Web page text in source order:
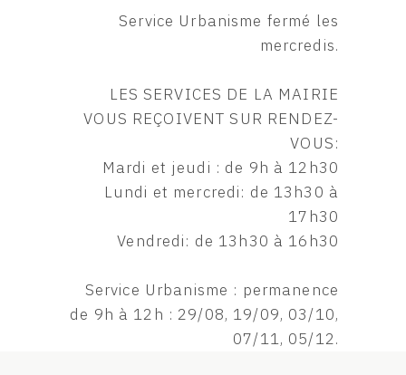
Service Urbanisme fermé les
mercredis.
LES SERVICES DE LA MAIRIE
VOUS REÇOIVENT SUR RENDEZ-
VOUS:
Mardi et jeudi : de 9h à 12h30
Lundi et mercredi: de 13h30 à
17h30
Vendredi: de 13h30 à 16h30
Service Urbanisme : permanence
de 9h à 12h : 29/08, 19/09, 03/10,
07/11, 05/12.